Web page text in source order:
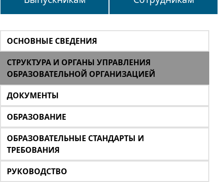
ОСНОВНЫЕ СВЕДЕНИЯ
СТРУКТУРА И ОРГАНЫ УПРАВЛЕНИЯ
ОБРАЗОВАТЕЛЬНОЙ ОРГАНИЗАЦИЕЙ
ДОКУМЕНТЫ
ОБРАЗОВАНИЕ
ОБРАЗОВАТЕЛЬНЫЕ СТАНДАРТЫ И
ТРЕБОВАНИЯ
РУКОВОДСТВО